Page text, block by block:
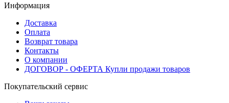
Информация
Доставка
Оплата
Возврат товара
Контакты
О компании
ДОГОВОР - ОФЕРТА Купли продажи товаров
Покупательский сервис